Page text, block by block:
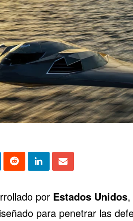
por Estados Unidos,
para penetrar las